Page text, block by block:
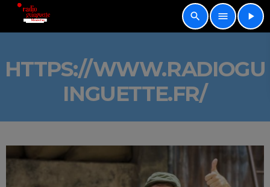
search menu play_arrow
HTTPS://WWW.RADIOGU
INGUETTE.FR/